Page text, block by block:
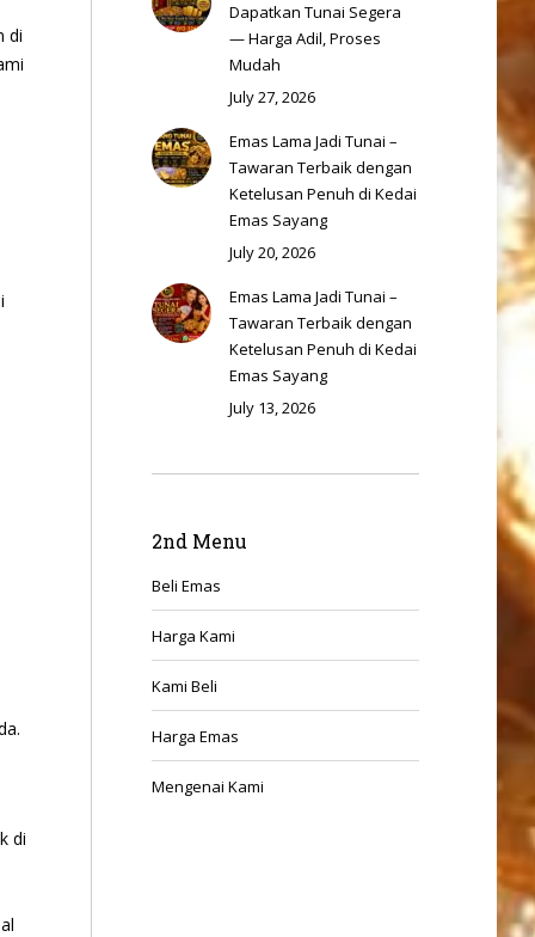
di
di
Dapatkan Tunai Segera
— Harga Adil, Proses
Mudah
July 27, 2026
Emas Lama Jadi Tunai –
Tawaran Terbaik dengan
Ketelusan Penuh di Kedai
Emas Sayang
July 20, 2026
Emas Lama Jadi Tunai –
Tawaran Terbaik dengan
Ketelusan Penuh di Kedai
Emas Sayang
July 13, 2026
2nd Menu
Beli Emas
Harga Kami
Kami Beli
Harga Emas
Mengenai Kami